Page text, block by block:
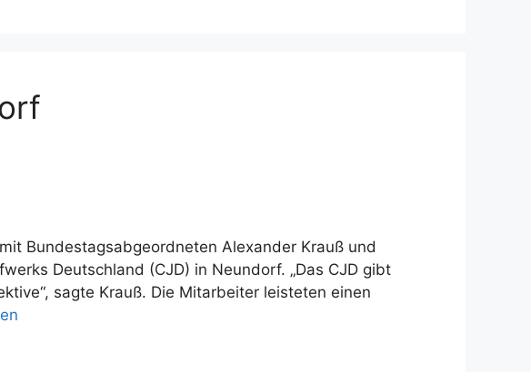
Bundestagsabgeordneten Alexander Krauß und
Deutschland (CJD) in Neundorf. „Das CJD gibt
sagte Krauß. Die Mitarbeiter leisteten einen